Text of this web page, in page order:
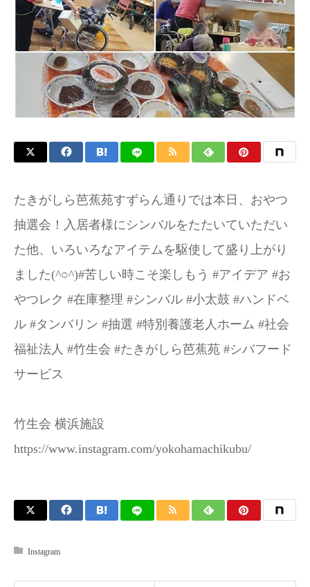
たきがしら芭蕉苑すずらん通りでは本日、おやつ
抽選会！入居者様にシンバルをたたいていただい
た他、いろいろなアイテムを駆使して盛り上がり
ました(^○^)#苦しい時こそ楽しもう #アイデア #お
やつレク #在庫整理 #シンバル #小太鼓 #ハンドベ
ル #タンバリン #抽選 #特別養護老人ホーム #社会
福祉法人 #竹生会 #たきがしら芭蕉苑 #シバフード
サービス
竹生会 横浜施設
https://www.instagram.com/yokohamachikubu/
Instagram
お問い合わせ